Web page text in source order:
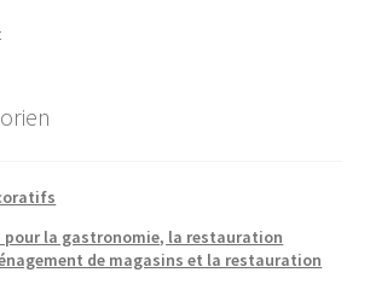
pour la gastronomie, la restauration
de magasins et la restauration